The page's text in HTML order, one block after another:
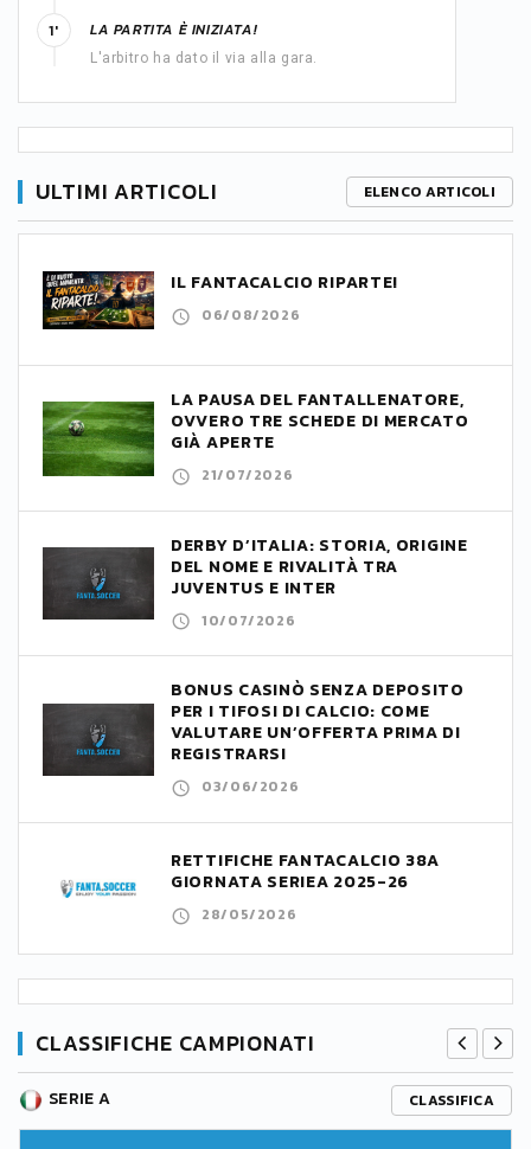
LA PARTITA È INIZIATA!
L'arbitro ha dato il via alla gara.
1'
ULTIMI ARTICOLI ELENCO ARTICOLI
IL FANTACALCIO RIPARTE!
06/08/2026
LA PAUSA DEL FANTALLENATORE,
OVVERO TRE SCHEDE DI MERCATO
GIÀ APERTE
21/07/2026
DERBY D’ITALIA: STORIA, ORIGINE
DEL NOME E RIVALITÀ TRA
JUVENTUS E INTER
10/07/2026
BONUS CASINÒ SENZA DEPOSITO
PER I TIFOSI DI CALCIO: COME
VALUTARE UN’OFFERTA PRIMA DI
REGISTRARSI
03/06/2026
RETTIFICHE FANTACALCIO 38A
GIORNATA SERIEA 2025-26
28/05/2026
CLASSIFICHE CAMPIONATI
SERIE A CLASSIFICA